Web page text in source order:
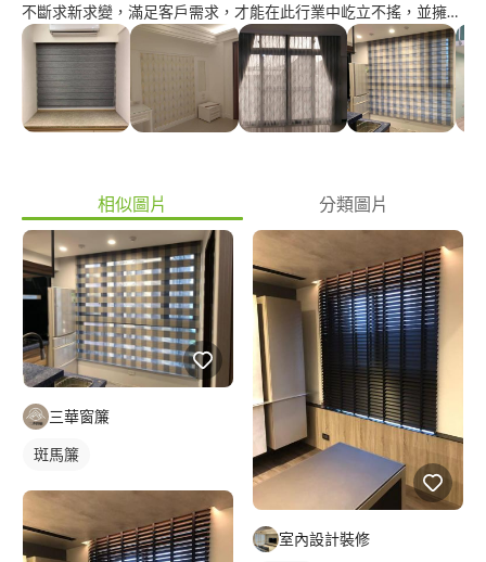
不斷求新求變，滿足客戶需求，才能在此行業中屹立不搖，並擁有
一群忠誠的老客戶，讓『三華窗簾』為您打造一個屬於自己的生活
環境吧。 服務特色： 1.免費到府丈量、估價，提供各種專業建
議。 2.絕對專業、用心經營、口碑保證、值得信賴。 3.產品如果有
任何問題,均有售後服務。 4.報價即為完工價，絕無額外加價。 訂
製窗簾流程： 1.聯絡預約 2.門市挑選(至三華挑選需求的商品款式)
府上施工。 6.完工驗收後交付尾款。
相似圖片 分類圖片
三華窗簾
斑馬簾
室內設計裝修